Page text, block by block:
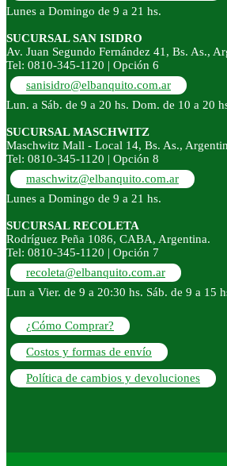
Lunes a Domingo de 9 a 21 hs.
SUCURSAL SAN ISIDRO
Av. Juan Segundo Fernández 41, Bs. As.,
Tel: 0810-345-1120 | Opción 6
sanisidro@elbanquito.com.ar
Lun. a Sáb. de 9 a 20 hs. Dom. de 10 a 20
SUCURSAL MASCHWITZ
Maschwitz Mall - Local 14, Bs. As.,
Tel: 0810-345-1120 | Opción 8
maschwitz@elbanquito.com.ar
Lunes a Domingo de 9 a 21 hs.
SUCURSAL RECOLETA
Rodríguez Peña 1086, CABA, Argentina.
Tel: 0810-345-1120 | Opción 7
recoleta@elbanquito.com.ar
Lun a Vier. de 9 a 20:30 hs. Sáb. de 9 a 15
¿Cómo Comprar?
Costos y formas de envío
Política de cambios y devoluciones